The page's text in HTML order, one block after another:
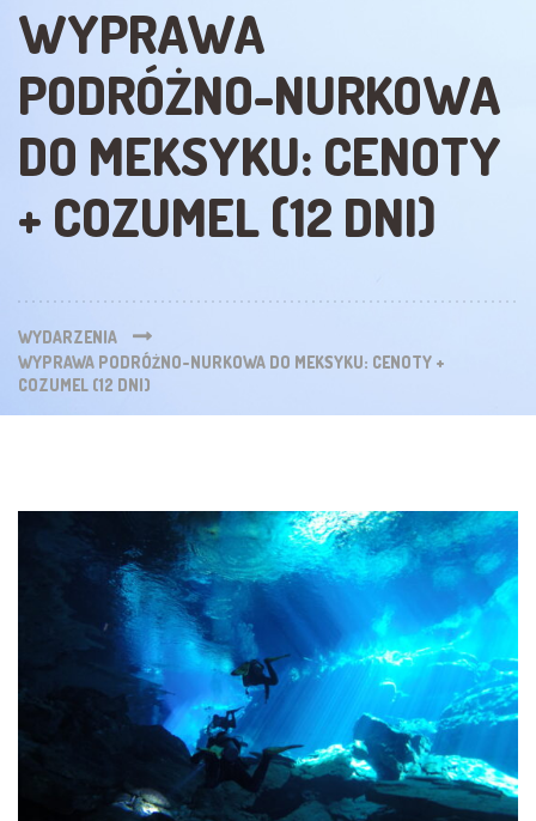
WYPRAWA
PODRÓŻNO-NURKOWA
DO MEKSYKU: CENOTY
+ COZUMEL (12 DNI)
WYDARZENIA
WYPRAWA PODRÓŻNO-NURKOWA DO MEKSYKU: CENOTY +
COZUMEL (12 DNI)